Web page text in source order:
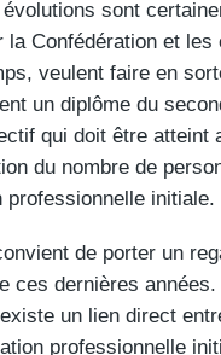
sont
la Confédération et les
veulent faire en
un diplôme du
qui doit être atteint
du nombre de
professionnelle initiale.
de porter un
ces dernières
un lien direct
professionnelle